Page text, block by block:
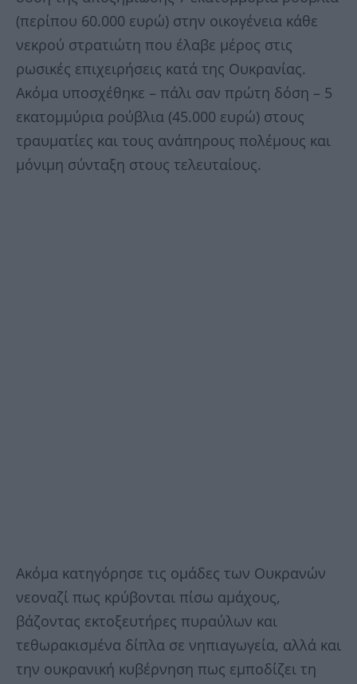
(περίπου 60.000 ευρώ) στην οικογένεια κάθε
νεκρού στρατιώτη που έλαβε μέρος στις
ρωσικές επιχειρήσεις κατά της Ουκρανίας.
Ακόμα υποσχέθηκε – πάλι σαν πρώτη δόση – 5
εκατομμύρια ρούβλια (45.000 ευρώ) στους
τραυματίες και τους ανάπηρους πολέμους και
μόνιμη σύνταξη στους τελευταίους.
Ακόμα κατηγόρησε τις ομάδες των Ουκρανών
νεοναζί πως κρύβονται πίσω αμάχους,
βάζοντας εκτοξευτήρες πυραύλων και
τεθωρακισμένα δίπλα σε νηπιαγωγεία, αλλά και
την ουκρανική κυβέρνηση πως εμποδίζει τη